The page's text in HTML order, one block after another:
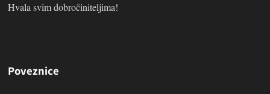
Hvala svim dobročiniteljima!
Poveznice